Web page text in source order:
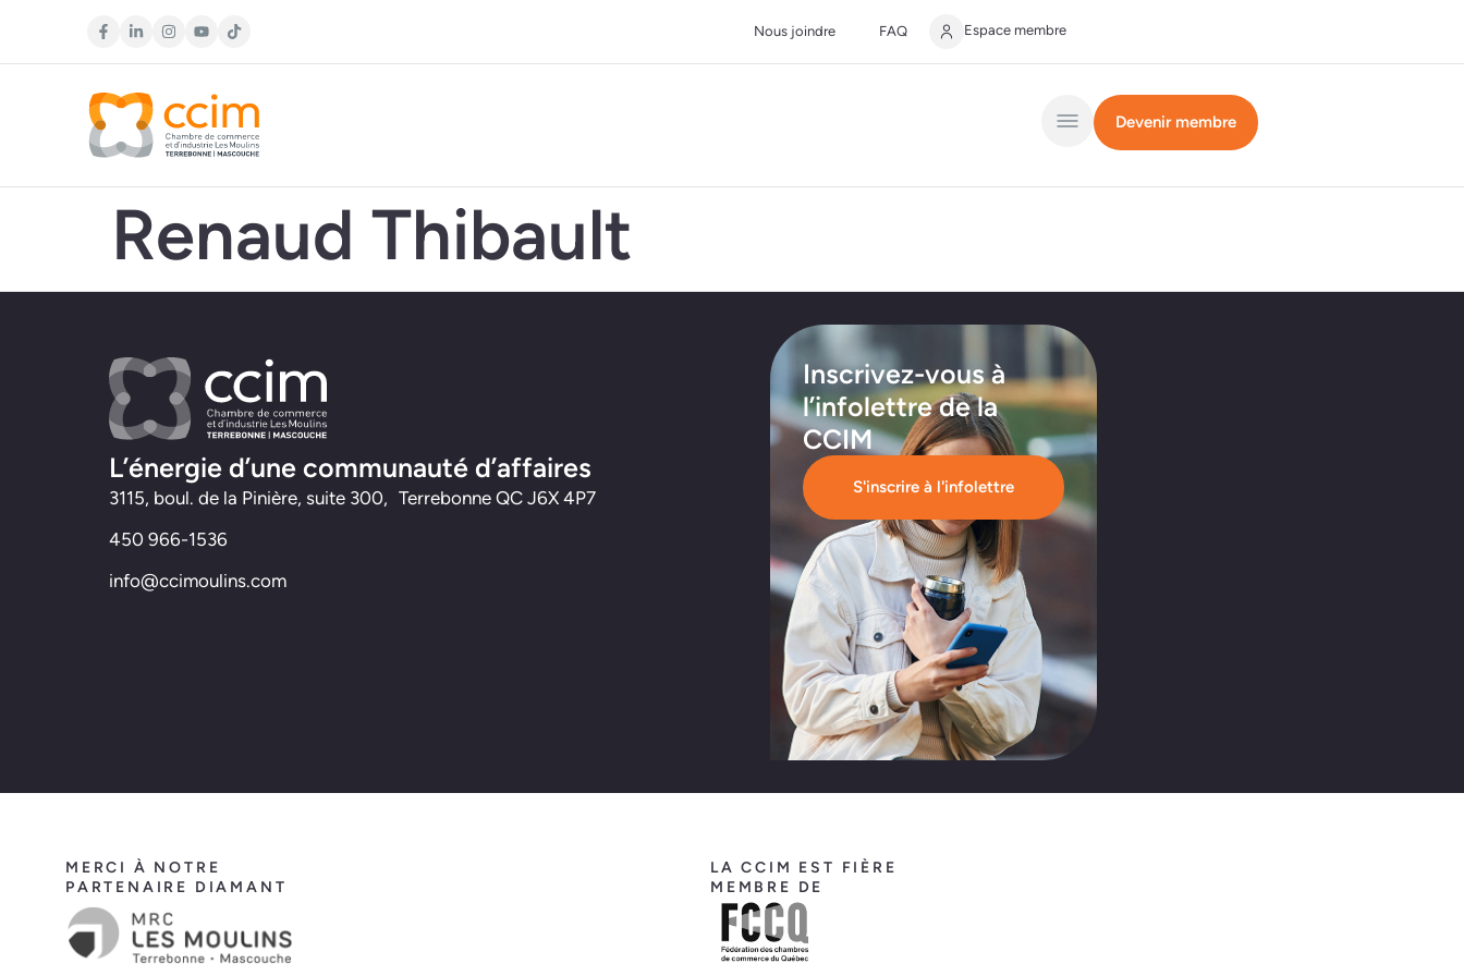
Nous joindre FAQ Espace membre
Devenir membre
Renaud Thibault
L’énergie d’une communauté d’affaires
3115, boul. de la Pinière, suite 300, Terrebonne QC J6X 4P7
450 966-1536
info@ccimoulins.com
Inscrivez-vous à
l’infolettre de la
CCIM
S'inscrire à l'infolettre
MERCI À NOTRE
PARTENAIRE DIAMANT
LA CCIM EST FIÈRE
MEMBRE DE